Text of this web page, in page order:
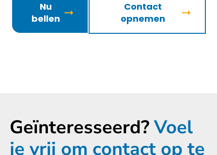
Nu
bellen
Contact
opnemen
Geïnteresseerd?Voel
je vrij om contact op te